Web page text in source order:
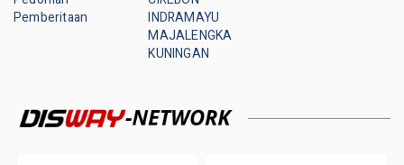
Pemberitaan
INDRAMAYU
MAJALENGKA
KUNINGAN